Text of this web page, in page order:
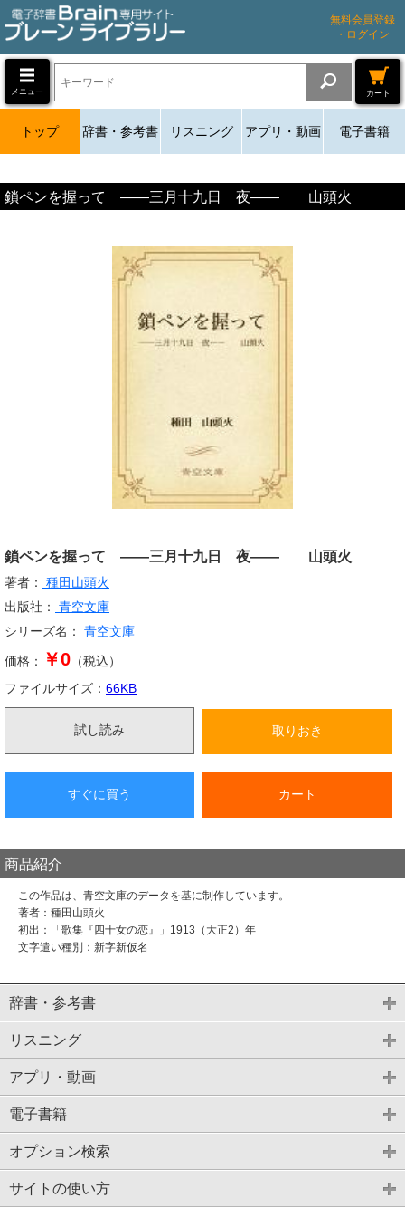
無料会員登録
・ログイン
メニュー カート
トップ 辞書・参考書 リスニング アプリ・動画 電子書籍
鎖ペンを握って ――三月十九日 夜―― 山頭火
鎖ペンを握って ――三月十九日 夜―― 山頭火
著者：
種田山頭火
出版社：
青空文庫
シリーズ名：
青空文庫
価格： ￥0 （税込）
ファイルサイズ： 66KB
試し読み 取りおき
すぐに買う カート
商品紹介
この作品は、青空文庫のデータを基に制作しています。
著者：種田山頭火
初出：「歌集『四十女の恋』」1913（大正2）年
文字遣い種別：新字新仮名
辞書・参考書
リスニング
アプリ・動画
電子書籍
オプション検索
サイトの使い方